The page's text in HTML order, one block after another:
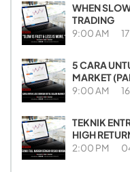
WHEN
TRADING
9:00 AM
5 CARA
MARKET
9:00 AM
TEKNIK
HIGH
2:00 PM